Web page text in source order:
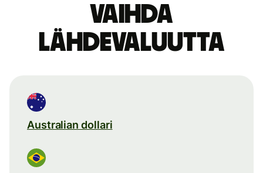
Vaihda
lähdevaluutta
Australian dollari